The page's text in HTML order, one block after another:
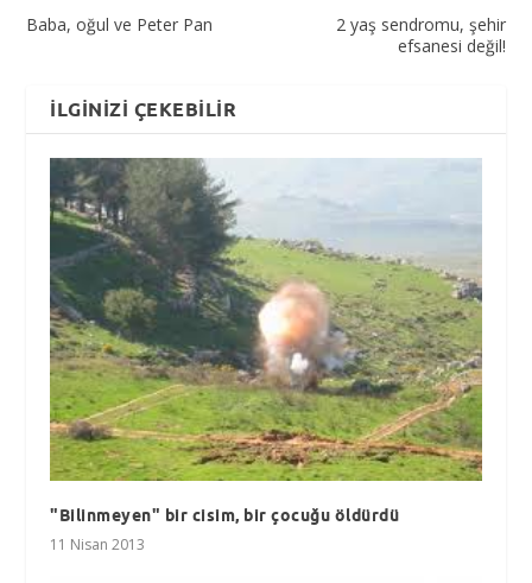
Baba, oğul ve Peter Pan
2 yaş sendromu, şehir
efsanesi değil!
İLGINIZI ÇEKEBILIR
"Bilinmeyen" bir cisim, bir çocuğu öldürdü
11 Nisan 2013